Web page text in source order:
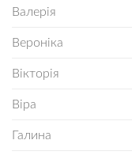
Валерія
Вероніка
Вікторія
Віра
Галина